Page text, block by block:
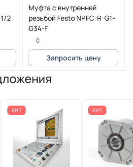
2
Муфта с внутренней
резьбой Festo NPFC-R-G1-
G34-F
0
Запросить цену
ХИТ ХИТ